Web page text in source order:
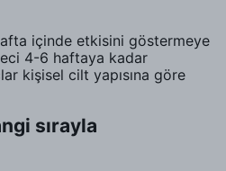
içinde etkisini göstermeye
4-6 haftaya kadar
kişisel cilt yapısına göre
sırayla